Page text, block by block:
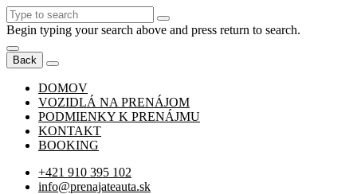
Begin typing your search above and press return to search.
Back
DOMOV
VOZIDLÁ NA PRENÁJOM
PODMIENKY K PRENÁJMU
KONTAKT
BOOKING
+421 910 395 102
info@prenajateauta.sk